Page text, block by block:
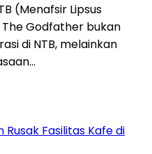
(Menafsir Lipsus
The Godfather bukan
di NTB, melainkan
Fasilitas Kafe di